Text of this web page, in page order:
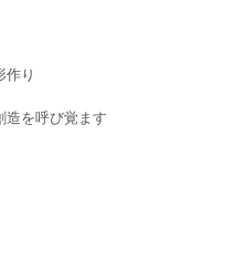
作り
造を呼び覚ます